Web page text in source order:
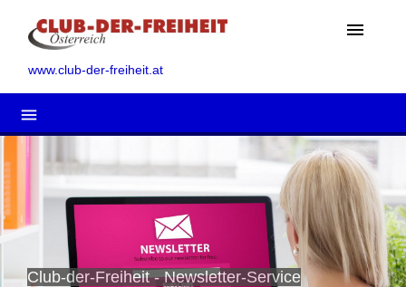
menu
www.club-der-freiheit.at
menu
Club-der-Freiheit - Newsletter-Service